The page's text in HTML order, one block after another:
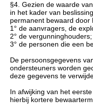
§4. Gezien de waarde
in het kader van
permanent bewaard door
1° de aanvragers, de
2° de vergunninghouders;
3° de personen die een
De persoonsgegevens
ondersteuners worden
deze gegevens te
In afwijking van het
hierbij kortere